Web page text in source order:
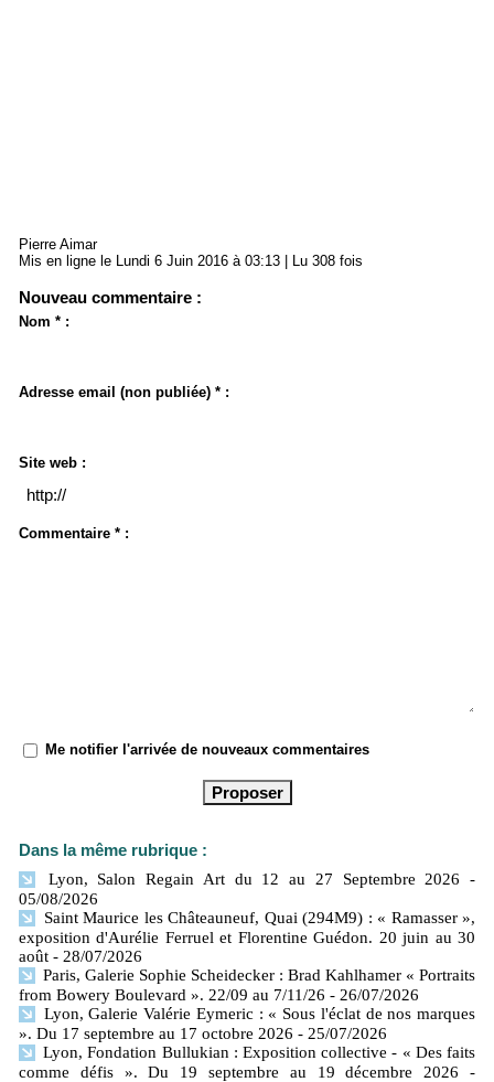
Pierre Aimar
Mis en ligne le Lundi 6 Juin 2016 à 03:13 | Lu 308 fois
Nouveau commentaire :
Nom * :
Adresse email (non publiée) * :
Site web :
Commentaire * :
Me notifier l'arrivée de nouveaux commentaires
Dans la même rubrique :
Lyon, Salon Regain Art du 12 au 27 Septembre 2026
-
05/08/2026
Saint Maurice les Châteauneuf, Quai (294M9) : « Ramasser »,
exposition d'Aurélie Ferruel et Florentine Guédon. 20 juin au 30
août - 28/07/2026
Paris, Galerie Sophie Scheidecker : Brad Kahlhamer « Portraits
from Bowery Boulevard ». 22/09 au 7/11/26 - 26/07/2026
Lyon, Galerie Valérie Eymeric : « Sous l'éclat de nos marques
». Du 17 septembre au 17 octobre 2026 - 25/07/2026
Lyon, Fondation Bullukian : Exposition collective - « Des faits
comme défis ». Du 19 septembre au 19 décembre 2026
-